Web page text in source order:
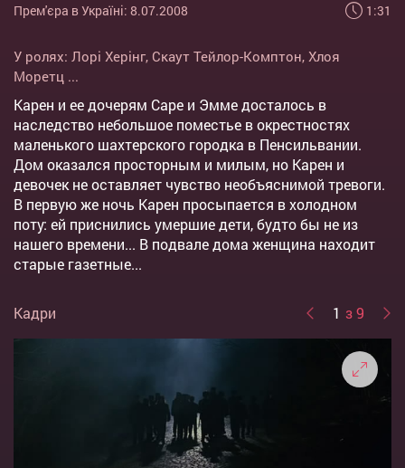
Прем'єра в Україні: 8.07.2008
1:31
У ролях: Лорі Херінг, Скаут Тейлор-Комптон, Хлоя
Моретц ...
Карен и ее дочерям Саре и Эмме досталось в
наследство небольшое поместье в окрестностях
маленького шахтерского городка в Пенсильвании.
Дом оказался просторным и милым, но Карен и
девочек не оставляет чувство необъяснимой тревоги.
В первую же ночь Карен просыпается в холодном
поту: ей приснились умершие дети, будто бы не из
нашего времени... В подвале дома женщина находит
старые газетные...
Кадри 1 з 9